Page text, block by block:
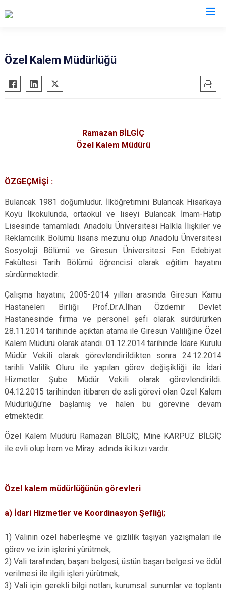
Özel Kalem Müdürlüğü
Ramazan BİLGİÇ
Özel Kalem Müdürü
ÖZGEÇMİŞİ :
Bulancak 1981 doğumludur. İlköğretimini Bulancak Hisarkaya
Köyü İlkokulunda, ortaokul ve liseyi Bulancak İmam-Hatip
Lisesinde tamamladı. Anadolu Üniversitesi Halkla İlişkiler ve
Reklamcılık Bölümü lisans mezunu olup Anadolu Ünversitesi
Sosyoloji Bölümü ve Giresun Üniversitesi Fen Edebiyat
Fakültesi Tarih Bölümü öğrencisi olarak eğitim hayatını
sürdürmektedir.
Çalışma hayatını; 2005-2014 yılları arasında Giresun Kamu
Hastaneleri Birliği Prof.Dr.A.İlhan Özdemir Devlet
Hastanesinde firma ve personel şefi olarak sürdürürken
28.11.2014 tarihinde açıktan atama ile Giresun Valiliğine Özel
Kalem Müdürü olarak atandı. 01.12.2014 tarihinde İdare Kurulu
Müdür Vekili olarak görevlendirildikten sonra 24.12.2014
tarihli Valilik Oluru ile yapılan görev değişikliği ile İdari
Hizmetler Şube Müdür Vekili olarak görevlendirildi.
04.12.2015 tarihinden itibaren de asli görevi olan Özel Kalem
Müdürlüğü'ne başlamış ve halen bu görevine devam
etmektedir.
Özel Kalem Müdürü Ramazan BİLGİÇ, Mine KARPUZ BİLGİÇ
ile evli olup İrem ve Miray adında iki kızı vardır.
Özel kalem müdürlüğünün görevleri
a) İdari Hizmetler ve Koordinasyon Şefliği;
1) Valinin özel haberleşme ve gizlilik taşıyan yazışmaları ile
görev ve izin işlerini yürütmek,
2) Vali tarafından; başarı belgesi, üstün başarı belgesi ve ödül
verilmesi ile ilgili işleri yürütmek,
3) Vali için gerekli bilgi notları, kurumsal sunumlar ve toplantı